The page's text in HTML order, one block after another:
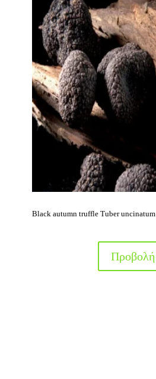
Black autumn truffle Tuber uncinatum
Προβολή